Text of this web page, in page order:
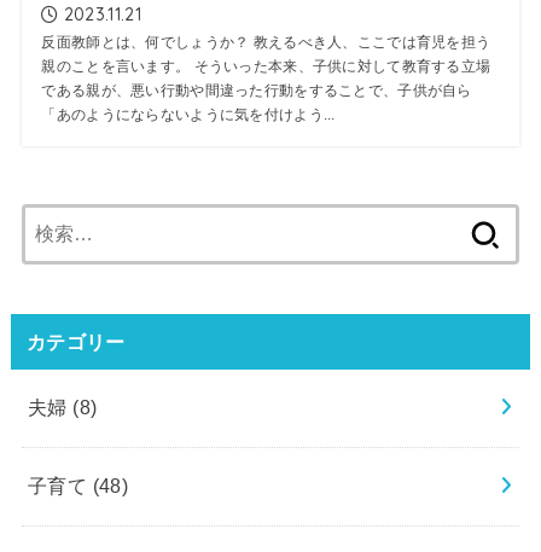
2023.11.21
反面教師とは、何でしょうか？ 教えるべき人、ここでは育児を担う
親のことを言います。 そういった本来、子供に対して教育する立場
である親が、悪い行動や間違った行動をすることで、子供が自ら
「あのようにならないように気を付けよう...
索:
カテゴリー
夫婦 (8)
子育て (48)